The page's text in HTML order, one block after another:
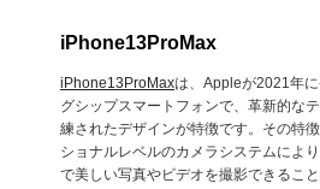
iPhone13ProMax
iPhone13ProMaxは、Appleが2021年
グシップスマートフォンで、革新的な
練されたデザインが特徴です。その特
ショナルレベルのカメラシステムによ
で美しい写真やビデオを撮影できるこ